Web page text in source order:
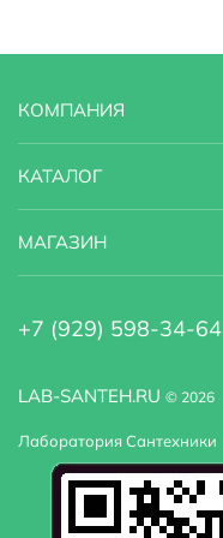
LAB-SANTEH.RU © 2026
Лаборатория Сантехники
КОМПАНИЯ
КАТАЛОГ
МАГАЗИН
+7 (929) 598-34-64